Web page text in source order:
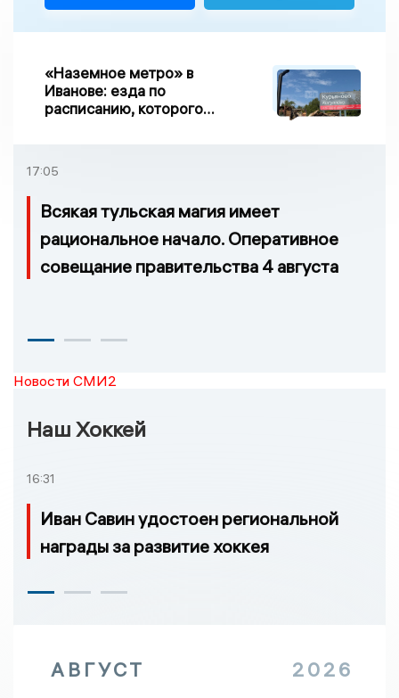
«Наземное метро» в
Иванове: езда по
расписанию, которого
17:05
Всякая тульская магия имеет
рациональное начало. Оперативное
совещание правительства 4 августа
Новости СМИ2
Наш Хоккей
16:31
Иван Савин удостоен региональной
награды за развитие хоккея
АВГУСТ 2026